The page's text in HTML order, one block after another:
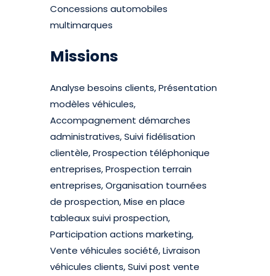
Concessions automobiles
multimarques
Missions
Analyse besoins clients, Présentation
modèles véhicules,
Accompagnement démarches
administratives, Suivi fidélisation
clientèle, Prospection téléphonique
entreprises, Prospection terrain
entreprises, Organisation tournées
de prospection, Mise en place
tableaux suivi prospection,
Participation actions marketing,
Vente véhicules société, Livraison
véhicules clients, Suivi post vente